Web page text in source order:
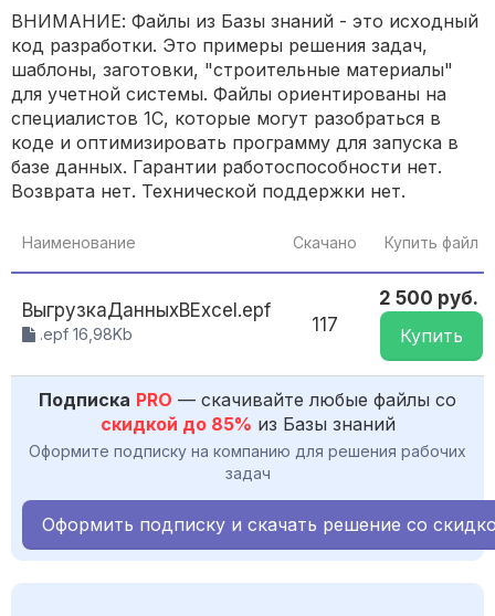
ВНИМАНИЕ: Файлы из Базы знаний - это исходный
код разработки. Это примеры решения задач,
шаблоны, заготовки, "строительные материалы"
для учетной системы. Файлы ориентированы на
специалистов 1С, которые могут разобраться в
коде и оптимизировать программу для запуска в
базе данных. Гарантии работоспособности нет.
Возврата нет. Технической поддержки нет.
Наименование Скачано Купить файл
ВыгрузкаДанныхВExcel.epf
.epf 16,98Kb 117
2 500 руб.
Купить
Подписка PRO — скачивайте любые файлы со
скидкой до 85% из Базы знаний
Оформите подписку на компанию для решения рабочих
задач
Оформить подписку и скачать решение со